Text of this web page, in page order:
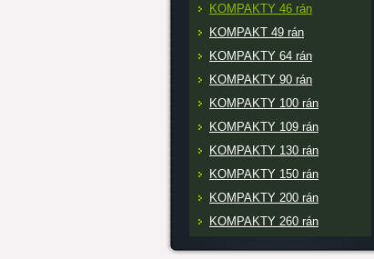
KOMPAKTY 46 rán
KOMPAKT 49 rán
KOMPAKTY 64 rán
KOMPAKTY 90 rán
KOMPAKTY 100 rán
KOMPAKTY 109 rán
KOMPAKTY 130 rán
KOMPAKTY 150 rán
KOMPAKTY 200 rán
KOMPAKTY 260 rán